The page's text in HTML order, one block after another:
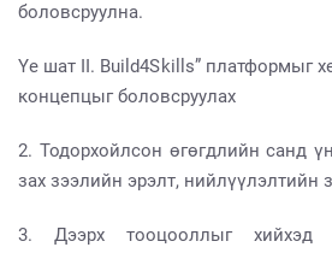
боловсруулна.
Үе шат II. Build4Skills” платформыг
концепцыг боловсруулах
2. Тодорхойлсон өгөгдлийн санд
зах зээлийн эрэлт, нийлүүлэлтийн
3. Дээрх тооцооллыг хийхэд